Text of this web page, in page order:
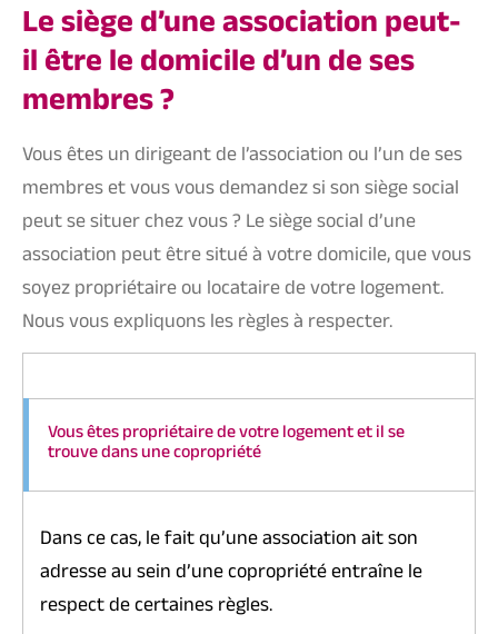
Le siège d’une association peut-
il être le domicile d’un de ses
membres ?
Vous êtes un dirigeant de l’association ou l’un de ses
membres et vous vous demandez si son siège social
peut se situer chez vous ? Lesiège social d’une
associationpeut être situé à votre domicile, que vous
soyez propriétaire ou locataire de votre logement.
Nous vous expliquons les règles à respecter.
Vous êtes propriétaire de votre logement et il se
trouve dans une copropriété
Dans ce cas, le fait qu’une association ait son
adresse au sein d’une copropriété entraîne le
respect de certaines règles.